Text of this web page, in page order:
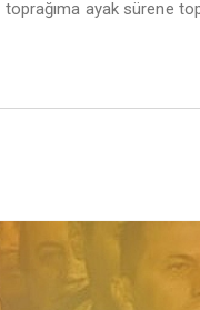
ayak sürene